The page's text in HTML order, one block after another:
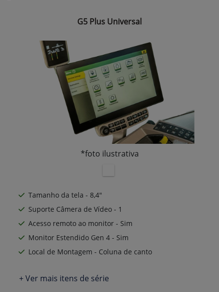
G5 Plus Universal
*foto ilustrativa
Tamanho da tela - 8,4"
Suporte Câmera de Vídeo - 1
Acesso remoto ao monitor - Sim
Monitor Estendido Gen 4 - Sim
Local de Montagem - Coluna de canto
+ Ver mais itens de série